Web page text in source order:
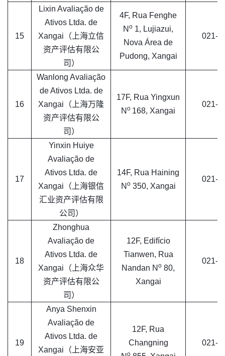
15
Lixin Avaliação de
Ativos Ltda. de
Xangai（上海立信
资产评估有限公
司）
4F, Rua Fenghe
N o 1, Lujiazui,
Nova Área de
Pudong, Xangai
021-
16
Wanlong Avaliação
de Ativos Ltda. de
Xangai（上海万隆
资产评估有限公
司）
17F, Rua Yingxun
N o 168, Xangai
021-
17
Yinxin Huiye
Avaliação de
Ativos Ltda. de
Xangai（上海银信
汇业资产评估有限
公司）
14F, Rua Haining
N o350, Xangai
021-
18
Zhonghua
Avaliação de
Ativos Ltda. de
Xangai（上海众华
资产评估有限公
司）
12F, Edifício
Tianwen, Rua
Nandan N o 80,
Xangai
021-
19
Anya Shenxin
Avaliação de
Ativos Ltda. de
Xangai（上海安亚
12F, Rua
Changning
o
021-